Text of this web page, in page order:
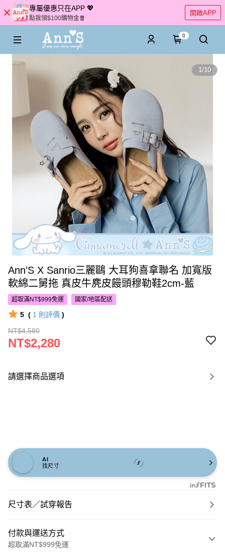
專屬優惠只在APP 💖
點我領$100購物金🧧
開啟APP
0
1/10
Ann’S X Sanrio三麗鷗 大耳狗喜拿聯名 加寬版
軟綿二舅拖 真皮牛麂皮饅頭穆勒鞋2cm-藍
超取滿NT$999免運 國家/地區配送
5 ( 1 則評價 )
NT$4,580
NT$2,280
請選擇商品選項
AI
找尺寸
尺寸表／試穿報告
付款與運送方式
超取滿NT$999免運